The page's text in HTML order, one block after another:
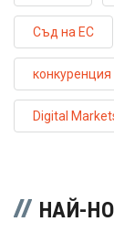
Съд на ЕС
конкуренция
Digital
НАЙ-